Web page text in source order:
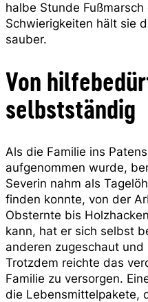
halbe Stunde
Schwierigkeiten hält sie
sauber.
Von
selbstständig
Als die Familie ins
aufgenommen wurde,
Severin nahm als
finden konnte, von der
Obsternte bis
kann, hat er sich selbst
anderen zugeschaut
Trotzdem reichte das
Familie zu versorgen.
die Lebensmittelpakete,